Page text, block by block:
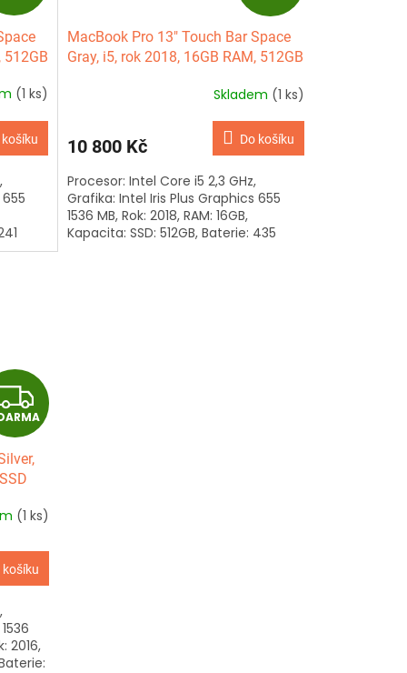
D
A
R
M
A
512GB
(1 ks)
košíku
D
A
R
M
A
MacBook Pro 13" Touch Bar Space
Gray, i5, rok 2018, 16GB RAM, 512GB
Skladem (1 ks)
10 800 Kč Do košíku
Procesor: Intel Core i5 2,3 GHz,
Grafika: Intel Iris Plus Graphics 655
1536 MB, Rok: 2018, RAM: 16GB,
Kapacita: SSD: 512GB, Baterie: 435
Z
D
A
R
M
A
(1 ks)
košíku
2016,